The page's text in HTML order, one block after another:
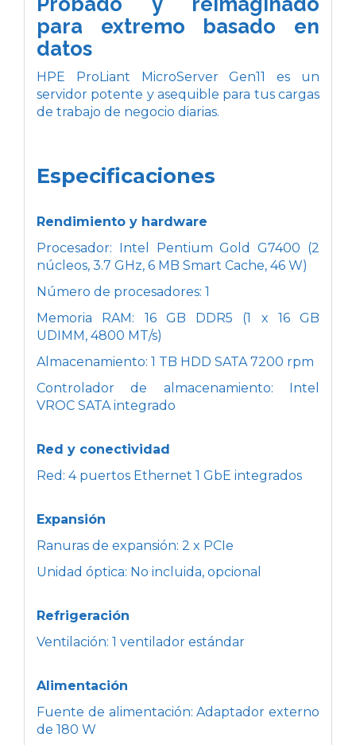
para extremo basado en
datos
HPE ProLiant MicroServer Gen11 es un
servidor potente y asequible para tus cargas
de trabajo de negocio diarias.
Especificaciones
Rendimiento y hardware
Procesador: Intel Pentium Gold G7400 (2
núcleos, 3.7 GHz, 6 MB Smart Cache, 46 W)
Número de procesadores: 1
Memoria RAM: 16 GB DDR5 (1 x 16 GB
UDIMM, 4800 MT/s)
Almacenamiento: 1 TB HDD SATA 7200 rpm
Controlador de almacenamiento: Intel
VROC SATA integrado
Red y conectividad
Red: 4 puertos Ethernet 1 GbE integrados
Expansión
Ranuras de expansión: 2 x PCIe
Unidad óptica: No incluida, opcional
Refrigeración
Ventilación: 1 ventilador estándar
Alimentación
Fuente de alimentación: Adaptador externo
de 180 W